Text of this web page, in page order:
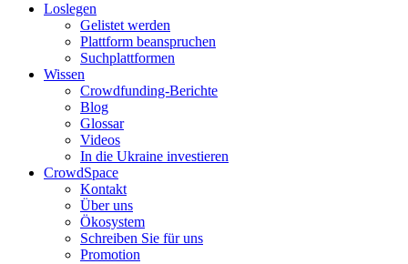
Loslegen
Gelistet werden
Plattform beanspruchen
Suchplattformen
Wissen
Crowdfunding-Berichte
Blog
Glossar
Videos
In die Ukraine investieren
CrowdSpace
Kontakt
Über uns
Ökosystem
Schreiben Sie für uns
Promotion